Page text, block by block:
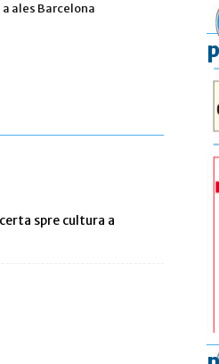
a ales Barcelona
spre cultura a